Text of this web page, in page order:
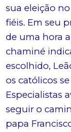
sua eleição
fiéis. Em seu
de uma hora
chaminé
escolhido,
os católicos
Especialistas
seguir o
papa